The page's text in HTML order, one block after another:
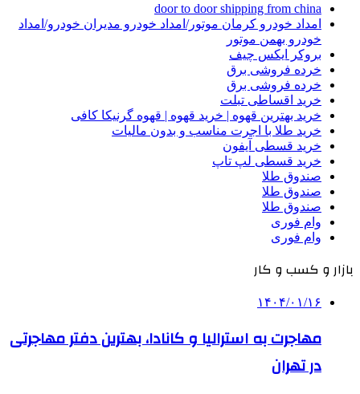
door to door shipping from china
امداد خودرو کرمان موتور/امداد خودرو مدیران خودرو/امداد
خودرو بهمن موتور
بروکر ایکس چیف
خرده فروشی برق
خرده فروشی برق
خرید اقساطی تبلت
خرید بهترین قهوه | خرید قهوه | قهوه گرنیکا کافی
خرید طلا با اجرت مناسب و بدون مالیات
خرید قسطی آیفون
خرید قسطی لپ تاپ
صندوق طلا
صندوق طلا
صندوق طلا
وام فوری
وام فوری
بازار و کسب و کار
۱۴۰۴/۰۱/۱۶
مهاجرت به استرالیا و کانادا، بهترین دفتر مهاجرتی
در تهران